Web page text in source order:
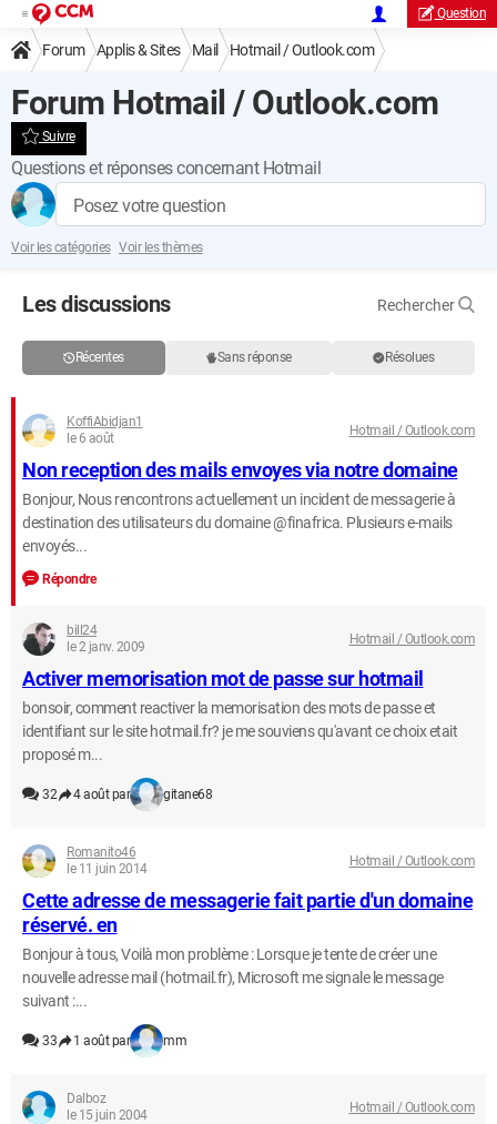
Question
Forum Applis & Sites Mail Hotmail / Outlook.com
Forum Hotmail / Outlook.com
Suivre
Questions et réponses concernant Hotmail
Posez votre question
Voir les catégories Voir les thèmes
Les discussions Rechercher
Récentes Sans réponse Résolues
KoffiAbidjan1
le 6 août
Hotmail / Outlook.com
Non reception des mails envoyes via notre domaine
Bonjour, Nous rencontrons actuellement un incident de messagerie à
destination des utilisateurs du domaine @finafrica. Plusieurs e-mails
envoyés...
Répondre
bill24
le 2 janv. 2009
Hotmail / Outlook.com
Activer memorisation mot de passe sur hotmail
bonsoir, comment reactiver la memorisation des mots de passe et
identifiant sur le site hotmail.fr? je me souviens qu'avant ce choix etait
proposé m...
32 4 août par gitane68
Romanito46
le 11 juin 2014
Hotmail / Outlook.com
Cette adresse de messagerie fait partie d'un domaine
réservé. en
Bonjour à tous, Voilà mon problème : Lorsque je tente de créer une
nouvelle adresse mail (hotmail.fr), Microsoft me signale le message
suivant :...
33 1 août par mm
Dalboz
le 15 juin 2004
Hotmail / Outlook.com